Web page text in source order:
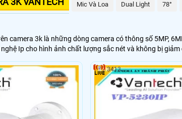
Mic Và Loa Dual Light 78°
camera 3k là những dòng camera có thông số 5MP,
Ip cho hình ảnh chất lượng sắc nét và không bị
3413